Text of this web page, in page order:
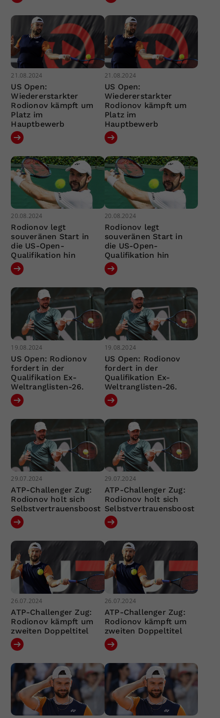
21.08.2024
US Open:
Wiedererstarkter
Rodionov kämpft um
Platz im
Hauptbewerb
21.08.2024
US Open:
Wiedererstarkter
Rodionov kämpft um
Platz im
Hauptbewerb
20.08.2024
Rodionov legt
souveränen Start in
die US-Open-
Qualifikation hin
20.08.2024
Rodionov legt
souveränen Start in
die US-Open-
Qualifikation hin
19.08.2024
US Open: Rodionov
fordert in der
Qualifikation Ex-
Weltranglisten-26.
19.08.2024
US Open: Rodionov
fordert in der
Qualifikation Ex-
Weltranglisten-26.
29.07.2024
ATP-Challenger Zug:
Rodionov holt sich
Selbstvertrauensboost
29.07.2024
ATP-Challenger Zug:
Rodionov holt sich
Selbstvertrauensboost
26.07.2024
ATP-Challenger Zug:
Rodionov kämpft um
zweiten Doppeltitel
26.07.2024
ATP-Challenger Zug:
Rodionov kämpft um
zweiten Doppeltitel